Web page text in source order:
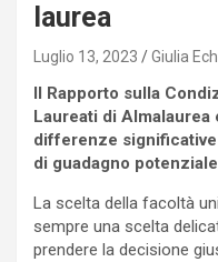
laurea
Luglio 13, 2023 Giulia
Il Rapporto sulla
Laureati di
differenze
di guadagno potenziale
La scelta della facoltà
sempre una scelta
prendere la decisione